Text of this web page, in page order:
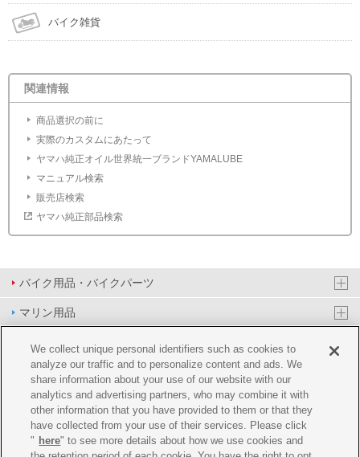
バイク雑貨
関連情報
商品選択の前に
実際のカスタムにあたって
ヤマハ純正オイル世界統一ブランドYAMALUBE
マニュアル検索
販売店検索
ヤマハ純正部品検索
バイク用品・バイクパーツ
マリン用品
PAS/YPJ用品
その他用品
イベント&エンターテイメント
オンラインショップ
We collect unique personal identifiers such as cookies to
analyze our traffic and to personalize content and ads. We
share information about your use of our website with our
analytics and advertising partners, who may combine it with
other information that you have provided to them or that they
have collected from your use of their services. Please click
" here" to see more details about how we use cookies and